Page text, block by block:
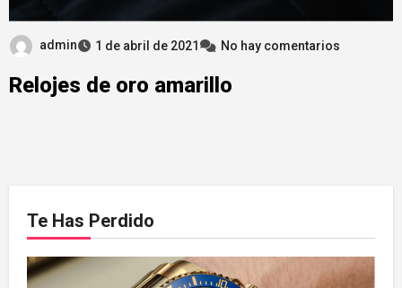
admin 1 de abril de 2021 No hay comentarios
Relojes de oro amarillo
Te Has Perdido